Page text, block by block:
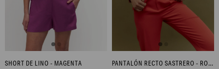
SHORT DE LINO - MAGENTA PANTALÓN RECTO SASTRERO - ROJO